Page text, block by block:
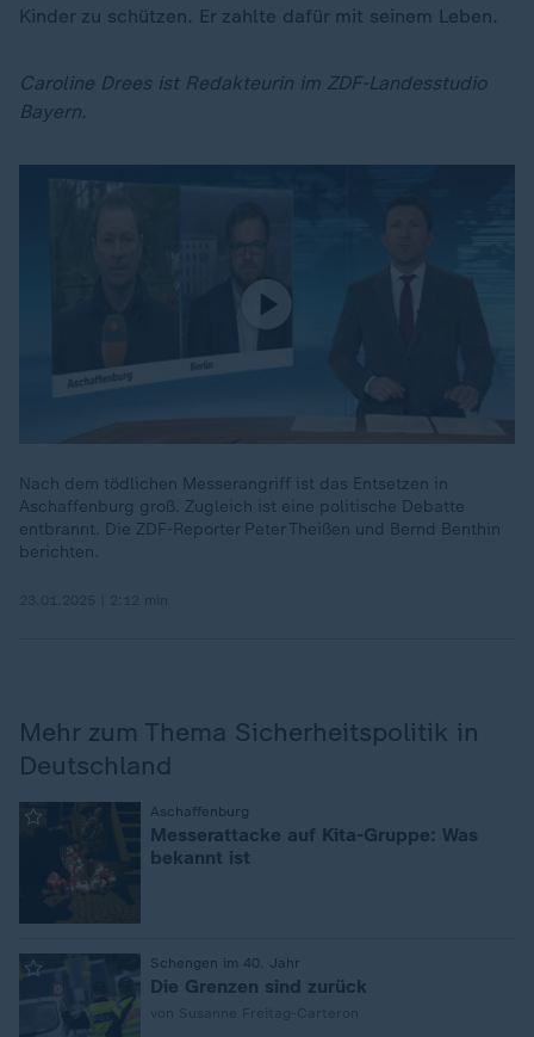
Kinder zu schützen. Er zahlte dafür mit seinem Leben.
Caroline Drees ist Redakteurin im ZDF-Landesstudio
Bayern.
Nach dem tödlichen Messerangriff ist das Entsetzen in
Aschaffenburg groß. Zugleich ist eine politische Debatte
entbrannt. Die ZDF-Reporter Peter Theißen und Bernd Benthin
berichten.
Mehr zum Thema Sicherheitspolitik in
Deutschland
Aschaffenburg
Messerattacke auf Kita-Gruppe: Was
bekannt ist
Schengen im 40. Jahr
Die Grenzen sind zurück